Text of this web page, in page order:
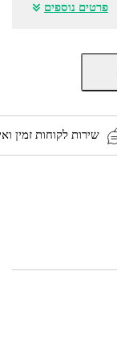
פרטים נוספים
שירות לקוחות זמין